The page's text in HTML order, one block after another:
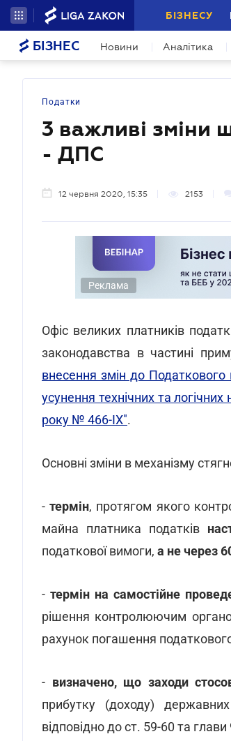
БІЗНЕСУ
БІЗНЕС Новини Аналітика
Податки
3 важливі зміни
- ДПС
12 червня 2020, 15:35 2153
Реклама
Офіс великих платників
законодавства в частині
внесення змін до Податкового
усунення технічних та
року № 466-ІХ".
Основні зміни в механізму
-термін, протягом якого
майна платника податків
податкової вимоги, а не через
- термін на самостійне
рішення контролюючим
рахунок погашення
- визначено, що заходи
прибутку (доходу)
відповідно до ст. 59-60 та глави